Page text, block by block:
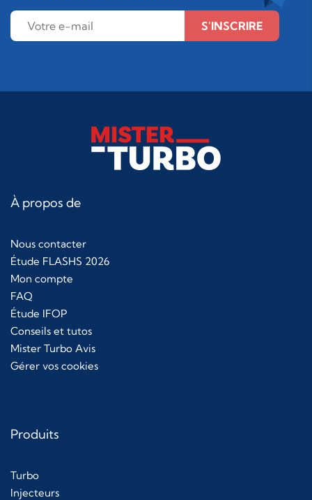
S'INSCRIRE
À propos de
Nous contacter
Étude FLASHS 2026
Mon compte
FAQ
Étude IFOP
Conseils et tutos
Mister Turbo Avis
Gérer vos cookies
Produits
Turbo
Injecteurs